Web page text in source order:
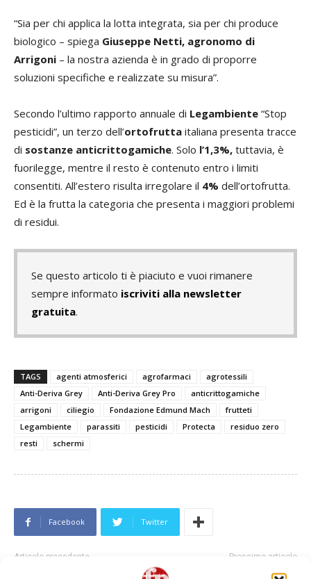
“Sia per chi applica la lotta integrata, sia per chi produce
biologico – spiega Giuseppe Netti, agronomo di
Arrigoni – la nostra azienda è in grado di proporre
soluzioni specifiche e realizzate su misura”.
Secondo l’ultimo rapporto annuale di Legambiente “Stop
pesticidi”, un terzo dell’ortofrutta italiana presenta tracce
di sostanze anticrittogamiche. Solo l’1,3%, tuttavia, è
fuorilegge, mentre il resto è contenuto entro i limiti
consentiti. All’estero risulta irregolare il 4% dell’ortofrutta.
Ed è la frutta la categoria che presenta i maggiori problemi
di residui.
Se questo articolo ti è piaciuto e vuoi rimanere
sempre informato iscriviti alla newsletter
gratuita.
TAGS agenti atmosferici agrofarmaci
agrotessili
Anti-Deriva Grey
Anti-Deriva Grey Pro
anticrittogamiche
arrigoni
ciliegio Fondazione Edmund Mach
frutteti
Legambiente
parassiti pesticidi Protecta
residuo zero
resti
schermi
Facebook Twitter
Articolo precedente Prossimo articolo
Cambio ai vertici per CPR